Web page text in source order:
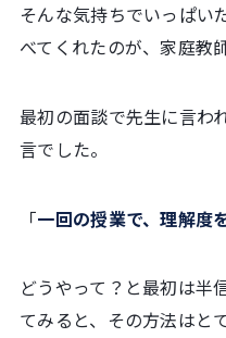
そんな気持ちでいっぱい
べてくれたのが、家庭教
最初の面談で先生に言わ
言でした。
「一回の授業で、理解度
どうやって？と最初は半
てみると、その方法はと